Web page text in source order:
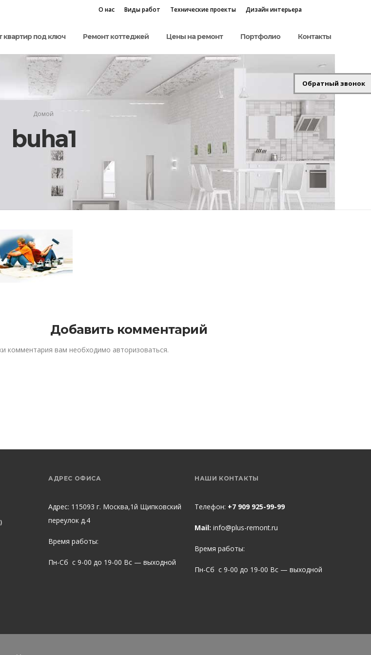
О нас Виды работ Технические проекты Дизайн интерьера
квартир под ключ Ремонт коттеджей Цены на ремонт Портфолио Контакты
Домой
buha1
Добавить комментарий
комментария вам необходимо авторизоваться.
АДРЕС ОФИСА
Адрес: 115093 г. Москва,1й Щипковский
переулок д.4
Время работы:
Пн-Сб с 9-00 до 19-00 Вс — выходной
НАШИ КОНТАКТЫ
Телефон: +7 909 925-99-99
Mail: info@plus-remont.ru
Время работы:
Пн-Сб с 9-00 до 19-00 Вс — выходной
Обратный звонок